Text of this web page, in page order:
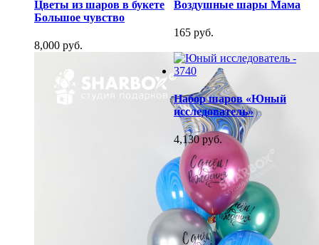
Цветы из шаров в букете
Большое чувство
8,000 руб.
Воздушные шары Мама
165 руб.
Набор шаров «Юный
исследователь»
4,130 руб.